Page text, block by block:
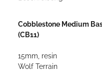
Cobblestone Medium
(CB11)
15mm, resin
Wolf Terrain